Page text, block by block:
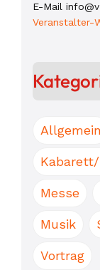
E-Mail
Veranstalter-
Allgemein
Messe
Musik
Vortrag